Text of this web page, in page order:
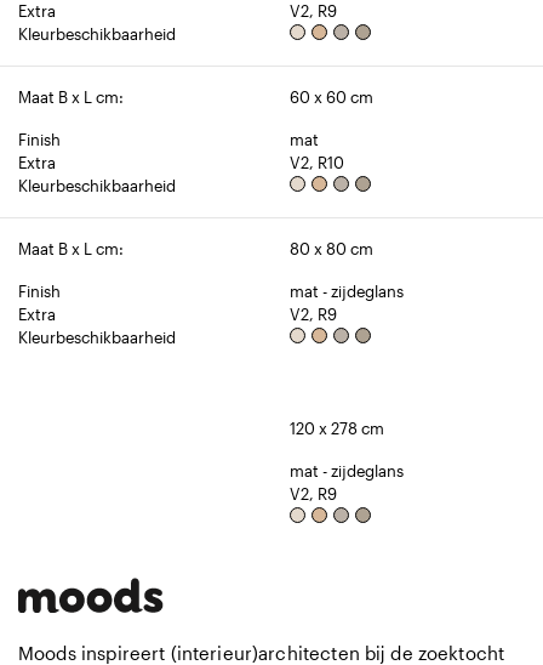
Extra
V2, R9
Kleurbeschikbaarheid
Maat B x L cm: 60 x 60 cm
Finish
mat
Extra
V2, R10
Kleurbeschikbaarheid
Maat B x L cm: 80 x 80 cm
Finish
mat - zijdeglans
Extra
V2, R9
Kleurbeschikbaarheid
120 x 278 cm
mat - zijdeglans
V2, R9
Moods inspireert (interieur)architecten bij de zoektocht